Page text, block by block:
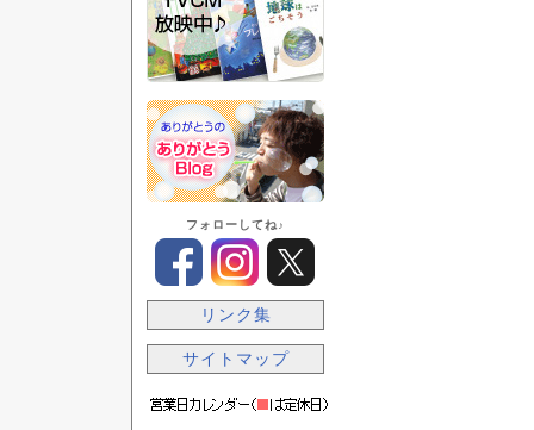
フォローしてね♪
リンク集
サイトマップ